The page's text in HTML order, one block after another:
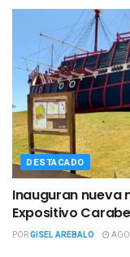
DESTACADO
Inauguran nueva
Expositivo
PORGISEL AREBALO